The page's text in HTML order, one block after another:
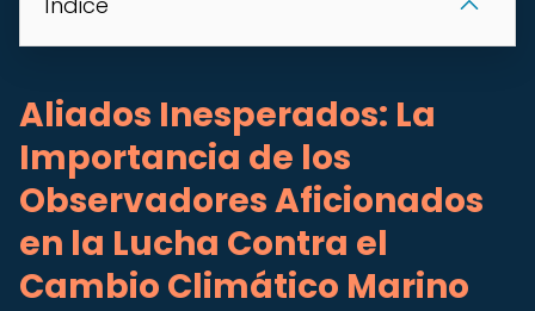
Aliados Inesperados: La
Importancia de los
Observadores Aficionados
en la Lucha Contra el
Cambio Climático Marino